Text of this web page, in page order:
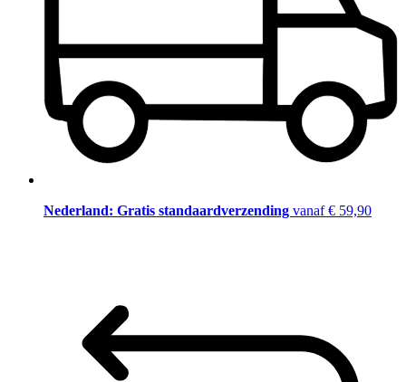
Nederland: Gratis standaardverzending vanaf € 59,90